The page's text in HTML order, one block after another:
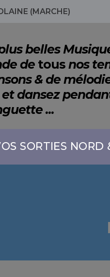
(MARCHE)
belles
de tous nos
& de
dansez
...
SORTIES NORD